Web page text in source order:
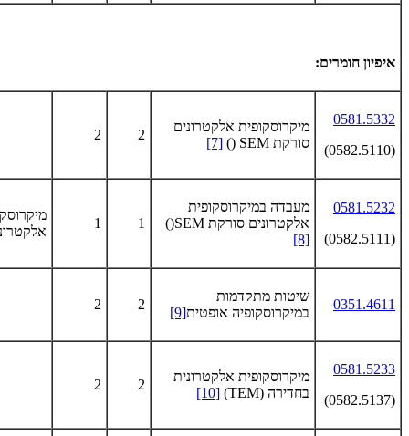
איפיון חומרים:
0581.5332
(0582.5110)
מיקרוסקופית אלקטרונים
סורקת SEM
)
)
[7]
2
2
0581.5232
(0582.5111)
מעבדה במיקרוסקופית
אלקטרונים סורקת SEM
)
)
[8]
1
1
0351.4611
שיטות מתקדמות
במיקרוסקופיה אופטית[9]
2
2
0581.5233
(0582.5137)
מיקרוסקופית אלקטרונית
בחדירה (TEM)
[10]
2
2